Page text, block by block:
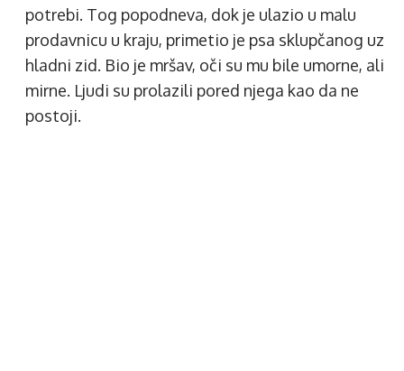
potrebi. Tog popodneva, dok je ulazio u malu
prodavnicu u kraju, primetio je psa sklupčanog uz
hladni zid. Bio je mršav, oči su mu bile umorne, ali
mirne. Ljudi su prolazili pored njega kao da ne
postoji.